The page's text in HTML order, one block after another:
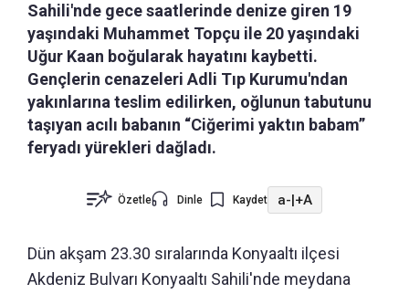
Sahili'nde gece saatlerinde denize giren 19
yaşındaki Muhammet Topçu ile 20 yaşındaki
Uğur Kaan boğularak hayatını kaybetti.
Gençlerin cenazeleri Adli Tıp Kurumu'ndan
yakınlarına teslim edilirken, oğlunun tabutunu
taşıyan acılı babanın “Ciğerimi yaktın babam”
feryadı yürekleri dağladı.
Özetle Dinle Kaydet a-|+A
Dün akşam 23.30 sıralarında Konyaaltı ilçesi
Akdeniz Bulvarı Konyaaltı Sahili'nde meydana